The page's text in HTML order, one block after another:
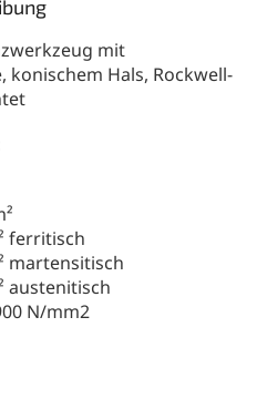
mit
konischem Hals, Rockwell-
ferritisch
martensitisch
austenitisch
N/mm2